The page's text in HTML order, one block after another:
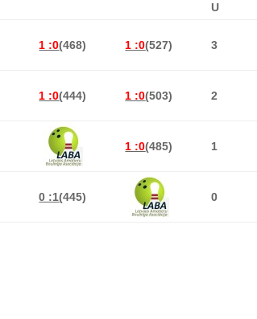
U
1 :0(468) 1 :0(527) 3
1 :0(444) 1 :0(503) 2
1 :0(485) 1
0 :1(445) 0